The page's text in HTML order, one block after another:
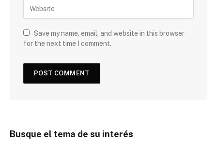
Save my name, email, and website in this browser
for the next time I comment.
Busque el tema de su interés